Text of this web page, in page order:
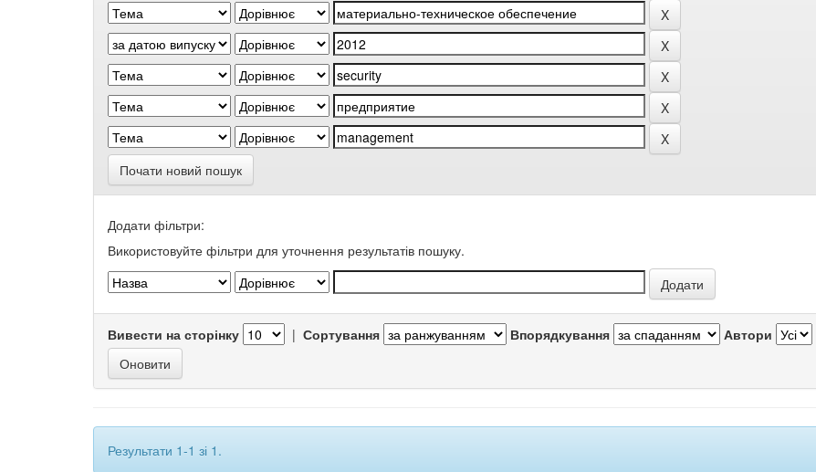
Почати новий пошук
Додати фільтри:
Використовуйте фільтри для уточнення результатів пошуку.
Вивести на сторінку | Сортування Впорядкування Автори
Результати 1-1 зі 1.